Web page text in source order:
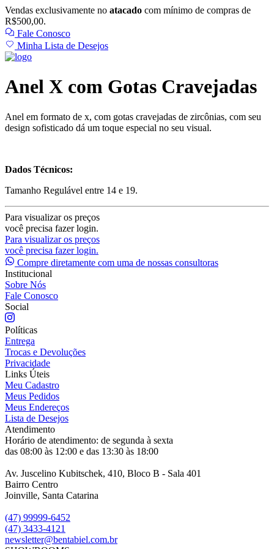
Vendas exclusivamente no atacado com mínimo de compras de
R$500,00.
Fale Conosco
Minha Lista de Desejos
Anel X com Gotas Cravejadas
Anel em formato de x, com gotas cravejadas de zircônias, com seu
design sofisticado dá um toque especial no seu visual.
Dados Técnicos:
Tamanho Regulável entre 14 e 19.
Para visualizar os preços
você precisa fazer login.
Para visualizar os preços
você precisa fazer login.
Compre diretamente com uma de nossas consultoras
Institucional
Sobre Nós
Fale Conosco
Social
Políticas
Entrega
Trocas e Devoluções
Privacidade
Links Úteis
Meu Cadastro
Meus Pedidos
Meus Endereços
Lista de Desejos
Atendimento
Horário de atendimento: de segunda à sexta
das 08:00 às 12:00 e das 13:30 às 18:00
Av. Juscelino Kubitschek, 410, Bloco B - Sala 401
Bairro Centro
Joinville, Santa Catarina
(47) 99999-6452
(47) 3433-4121
newsletter@bentabiel.com.br